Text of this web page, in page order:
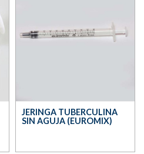
JERINGA TUBERCULINA
SIN AGUJA (EUROMIX)